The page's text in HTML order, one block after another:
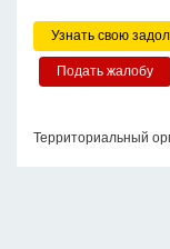
Узнать свою
Территориальный